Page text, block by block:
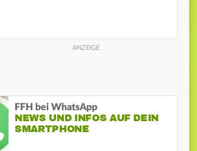
FFH bei WhatsApp
NEWS UND INFOS AUF DEIN
SMARTPHONE